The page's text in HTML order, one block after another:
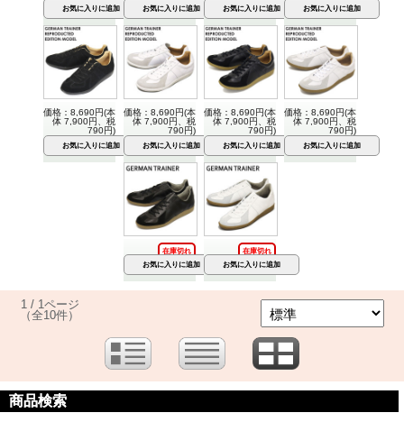
価格：8,690円(本
体 7,900円、税
790円)
価格：8,690円(本
体 7,900円、税
790円)
価格：8,690円(本
体 7,900円、税
790円)
価格：8,690円(本
体 7,900円、税
790円)
在庫切れ 在庫切れ
1 / 1ページ
（全10件）
商品検索